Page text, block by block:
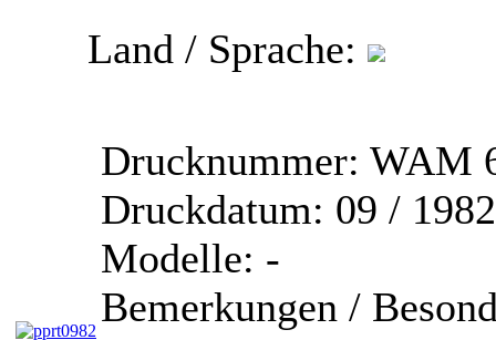
Land / Sprache:
Drucknummer: WAM
Druckdatum: 09 / 1982
Modelle: -
Bemerkungen /